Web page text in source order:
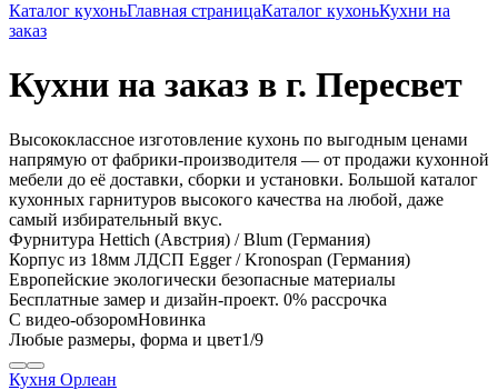
Главная страница
Кухни на
заказ
Кухни на заказ в г. Пересвет
Высококлассное изготовление кухонь по выгодным ценами
напрямую от фабрики-производителя — от продажи кухонной
мебели до её доставки, сборки и установки. Большой каталог
кухонных гарнитуров высокого качества на любой, даже
самый избирательный вкус.
Фурнитура Hettich (Австрия) / Blum (Германия)
Корпус из 18мм ЛДСП Egger / Kronospan (Германия)
Европейские экологически безопасные материалы
Бесплатные замер и дизайн-проект. 0% рассрочка
1/9
Кухня Орлеан